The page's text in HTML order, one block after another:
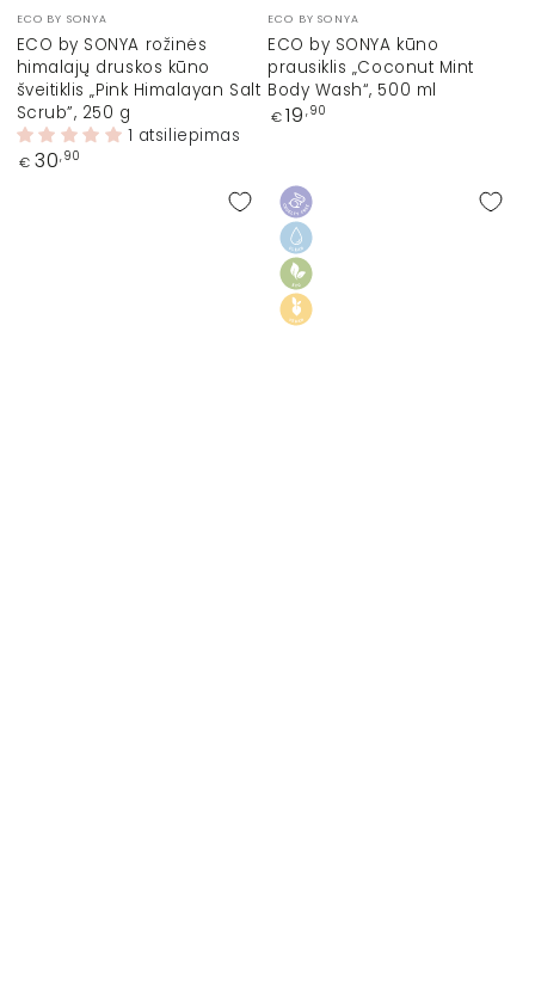
Prekinis
ženklas:
ECO BY SONYA
ECO by SONYA rožinės
himalajų druskos kūno
šveitiklis „Pink Himalayan Salt
Scrub”, 250 g
1 atsiliepimas
Įprasta
€ 30,90
Prekinis
ženklas:
ECO BY SONYA
ECO by SONYA kūno
prausiklis „Coconut Mint
Body Wash“, 500 ml
Įprasta
€ 19 ,90